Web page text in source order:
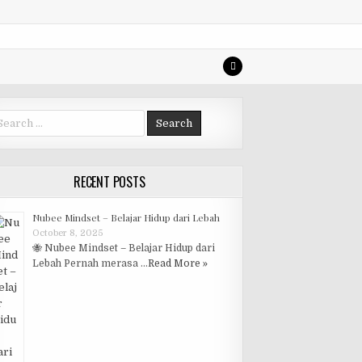
for:
RECENT POSTS
Nubee Mindset – Belajar Hidup dari Lebah
October 8, 2025
🐝 Nubee Mindset – Belajar Hidup dari
Lebah Pernah merasa …Read More »